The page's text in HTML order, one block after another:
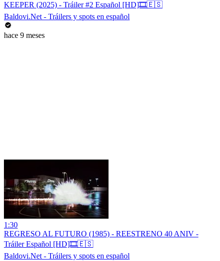
KEEPER (2025) - Tráiler #2 Español [HD]🎞️🇪🇸
Baldovi.Net - Tráilers y spots en español
hace 9 meses
1:30
REGRESO AL FUTURO (1985) - REESTRENO 40 ANIV -
Tráiler Español [HD]🎞️🇪🇸
Baldovi.Net - Tráilers y spots en español